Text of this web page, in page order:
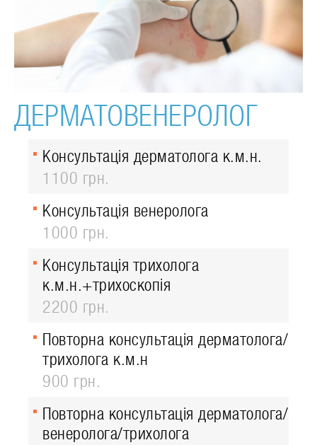
ДЕРМАТОВЕНЕРОЛОГ
Консультація дерматолога к.м.н.
1100 грн.
Консультація венеролога
1000 грн.
Консультація трихолога
к.м.н.+трихоскопія
2200 грн.
Повторна консультація дерматолога/
трихолога к.м.н
900 грн.
Повторна консультація дерматолога/
венеролога/трихолога